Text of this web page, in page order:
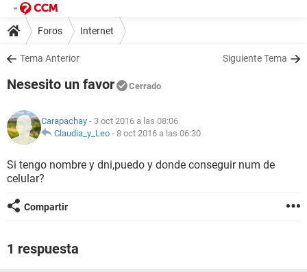
Foros Internet
Tema Anterior Siguiente Tema
Nesesito un favor Cerrado
Carapachay - 3 oct 2016 a las 08:06
Claudia_y_Leo - 8 oct 2016 a las 06:30
Si tengo nombre y dni,puedo y donde conseguir num de
celular?
Compartir
1 respuesta